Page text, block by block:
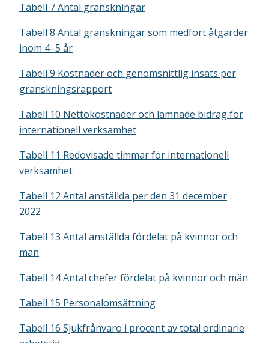
Tabell 7 Antal granskningar
Tabell 8 Antal granskningar som medfört åtgärder
inom 4–5 år
Tabell 9 Kostnader och genomsnittlig insats per
granskningsrapport
Tabell 10 Nettokostnader och lämnade bidrag för
internationell verksamhet
Tabell 11 Redovisade timmar för internationell
verksamhet
Tabell 12 Antal anställda per den 31 december
2022
Tabell 13 Antal anställda fördelat på kvinnor och
män
Tabell 14 Antal chefer fördelat på kvinnor och män
Tabell 15 Personalomsättning
Tabell 16 Sjukfrånvaro i procent av total ordinarie